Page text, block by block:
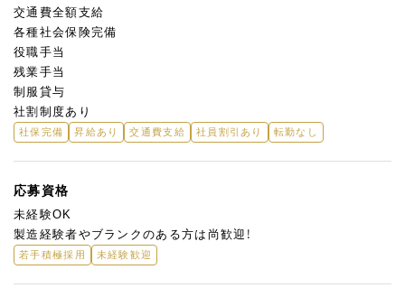
交通費全額支給
各種社会保険完備
役職手当
残業手当
制服貸与
社割制度あり
社保完備 昇給あり 交通費支給 社員割引あり 転勤なし
応募資格
未経験OK
製造経験者やブランクのある方は尚歓迎！
若手積極採用 未経験歓迎